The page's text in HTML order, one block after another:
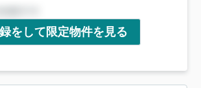
をして限定物件を見る